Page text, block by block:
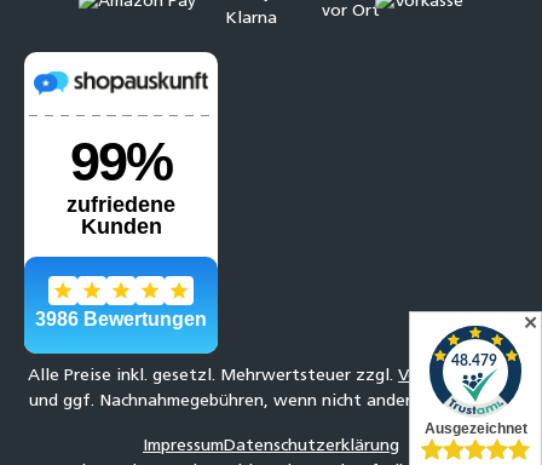
Alle Preise inkl. gesetzl. Mehrwertsteuer zzgl. Versandkosten
und ggf. Nachnahmegebühren, wenn nicht anders angegeben.
ImpressumDatenschutzerklärung
✕